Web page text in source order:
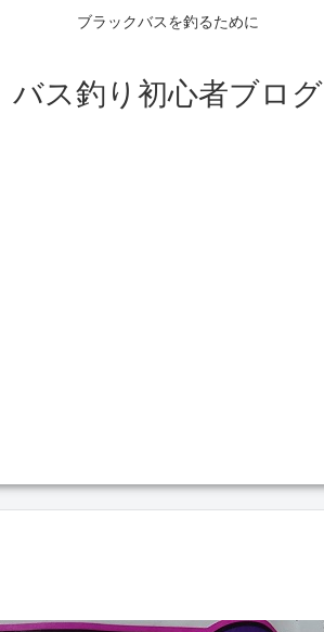
ブラックバスを釣るために
バス釣り初心者ブログ